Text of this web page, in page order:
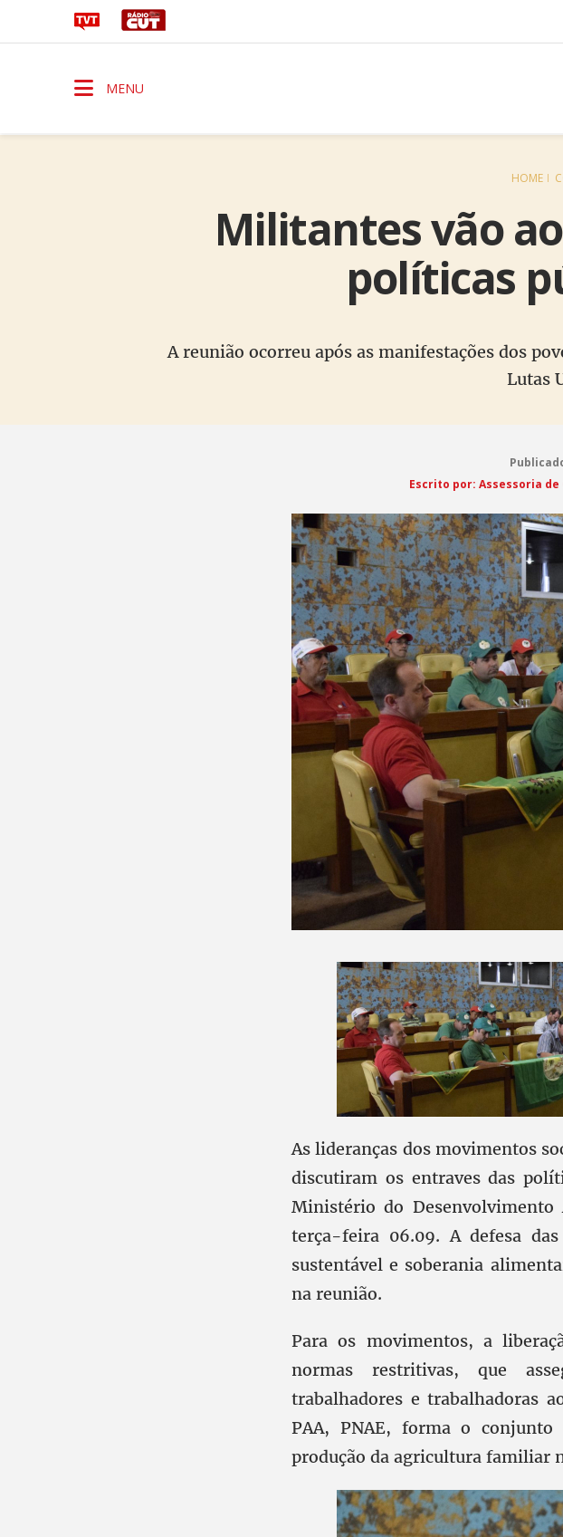
MENU
HOME
Militantes vão
políticas
A reunião ocorreu após as manifestações dos
Lutas
Escrito por: Assessoria
As lideranças dos movimentos
discutiram os entraves das
Ministério do
terça-feira 06.09. A defesa
sustentável e soberania
na reunião.
Para os movimentos, a
normas restritivas, que
trabalhadores e trabalhadoras
PAA, PNAE, forma o
produção da agricultura familiar